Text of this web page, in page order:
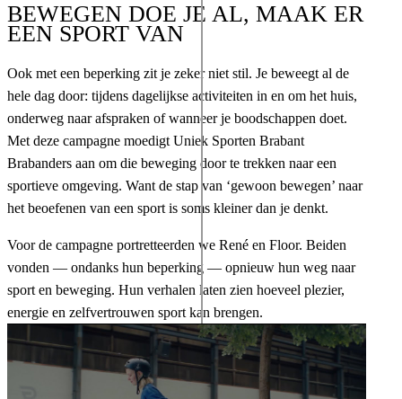
BEWEGEN DOE JE AL, MAAK ER
EEN SPORT VAN
Ook met een beperking zit je zeker niet stil. Je beweegt al de
hele dag door: tijdens dagelijkse activiteiten in en om het huis,
onderweg naar afspraken of wanneer je boodschappen doet.
Met deze campagne moedigt Uniek Sporten Brabant
Brabanders aan om die beweging door te trekken naar een
sportieve omgeving. Want de stap van ‘gewoon bewegen’ naar
het beoefenen van een sport is soms kleiner dan je denkt.
Voor de campagne portretteerden we René en Floor. Beiden
vonden — ondanks hun beperking — opnieuw hun weg naar
sport en beweging. Hun verhalen laten zien hoeveel plezier,
energie en zelfvertrouwen sport kan brengen.